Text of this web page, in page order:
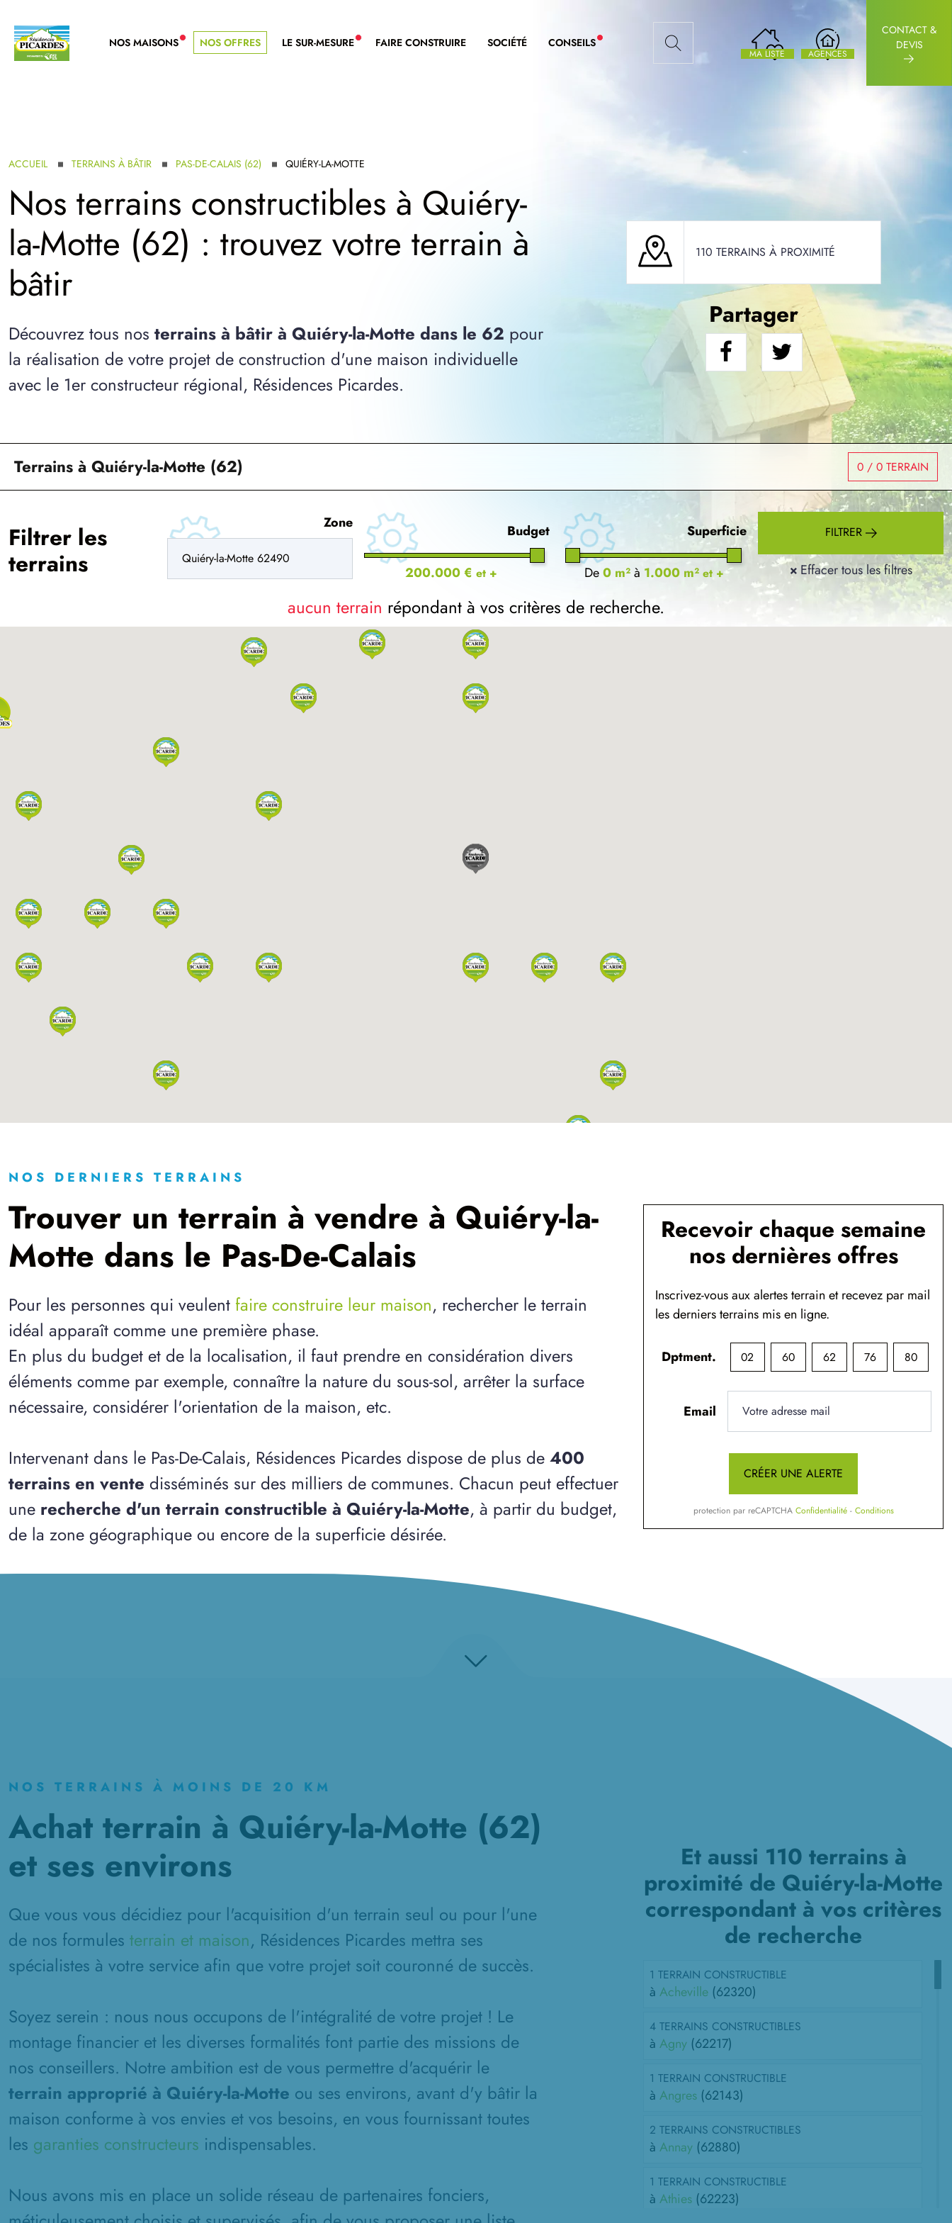
NOS MAISONS NOUVELLE GAMME
NOS OFFRES LE SUR-MESURE NOUVEAU SERVICE BDL EXTENSION
FAIRE CONSTRUIRE SOCIÉTÉ CONSEILS NOUVEAUX ARTICLES
MA LISTE AGENCES
CONTACT &
DEVIS
ACCUEIL TERRAINS À BÂTIR PAS-DE-CALAIS (62) QUIÉRY-LA-MOTTE
Nos terrains constructibles à Quiéry-
la-Motte (62) : trouvez votre terrain à
bâtir
Découvrez tous nos terrains à bâtir à Quiéry-la-Motte dans le 62 pour
la réalisation de votre projet de construction d'une maison individuelle
avec le 1er constructeur régional, Résidences Picardes.
110 TERRAINS À PROXIMITÉ
Partager
Terrains à Quiéry-la-Motte (62) 0 / 0 TERRAIN
Filtrer les
terrains
Zone Budget
200.000 € et +
Superficie
De0 m²à 1.000 m² et +
FILTRER
× Effacer tous les filtres
aucun terrain répondant à vos critères de recherche.
NOS DERNIERS TERRAINS
Trouver un terrain à vendre à Quiéry-la-
Motte dans le Pas-De-Calais
Pour les personnes qui veulent faire construire leur maison, rechercher le terrain
idéal apparaît comme une première phase.
En plus du budget et de la localisation, il faut prendre en considération divers
éléments comme par exemple, connaître la nature du sous-sol, arrêter la surface
nécessaire, considérer l'orientation de la maison, etc.
Intervenant dans le Pas-De-Calais, Résidences Picardes dispose de plus de 400
terrains en vente disséminés sur des milliers de communes. Chacun peut effectuer
une recherche d'un terrain constructible à Quiéry-la-Motte, à partir du budget,
de la zone géographique ou encore de la superficie désirée.
Recevoir chaque semaine
nos dernières offres
Inscrivez-vous aux alertes terrain et recevez par mail
les derniers terrains mis en ligne.
Dptment. 02 60 62 76 80
Email
CRÉER UNE ALERTE
protection par reCAPTCHA Confidentialité - Conditions
NOS TERRAINS À MOINS DE 20 KM
Achat terrain à Quiéry-la-Motte (62)
et ses environs
Que vous vous décidiez pour l'acquisition d'un terrain seul ou pour l'une
de nos formules terrain et maison, Résidences Picardes mettra ses
spécialistes à votre service afin que votre projet soit couronné de succès.
Soyez serein : nous nous occupons de l'intégralité de votre projet ! Le
montage financier et les diverses formalités font partie des missions de
nos conseillers. Notre ambition est de vous permettre d'acquérir le
terrain approprié à Quiéry-la-Motte ou ses environs, avant d'y bâtir la
maison conforme à vos envies et vos besoins, en vous fournissant toutes
les garanties constructeurs indispensables.
Nous avons mis en place un solide réseau de partenaires fonciers,
Et aussi 110 terrains à
proximité de Quiéry-la-Motte
correspondant à vos critères
de recherche
1 TERRAIN CONSTRUCTIBLE
à Acheville (62320)
4 TERRAINS CONSTRUCTIBLES
à Agny (62217)
1 TERRAIN CONSTRUCTIBLE
à Angres (62143)
2 TERRAINS CONSTRUCTIBLES
à Annay (62880)
1 TERRAIN CONSTRUCTIBLE
à Athies (62223)